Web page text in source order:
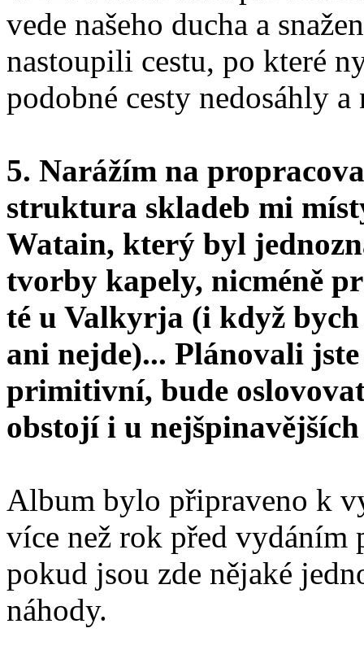
vede našeho ducha a
nastoupili cestu, po které
podobné cesty nedosáhly
5. Narážím na
struktura skladeb mi
Watain, který byl
tvorby kapely, nicméně
té u Valkyrja (i když
ani nejde)... Plánovali
primitivní, bude
obstojí i u
Album bylo připraveno k
více než rok před vydáním
pokud jsou zde nějaké
náhody.